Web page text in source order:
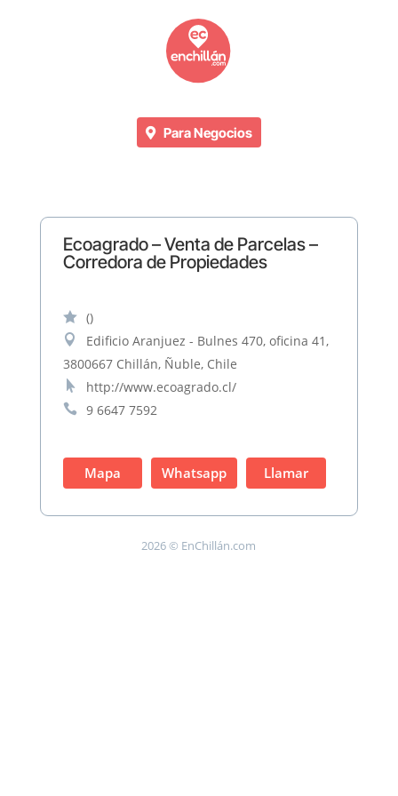
Para Negocios
Ecoagrado – Venta de Parcelas –
Corredora de Propiedades
 ()

Edificio Aranjuez - Bulnes 470, oficina 41,
3800667 Chillán, Ñuble, Chile
 http://www.ecoagrado.cl/
 9 6647 7592
Mapa Whatsapp Llamar
2026 © EnChillán.com